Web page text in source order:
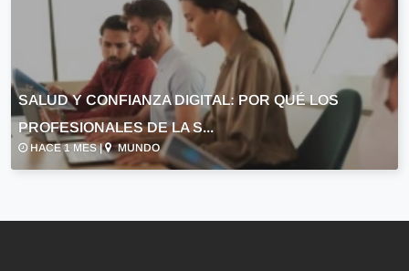
SALUD Y CONFIANZA DIGITAL: POR QUÉ LOS
PROFESIONALES DE LA S...
HACE 1 MES | MUNDO